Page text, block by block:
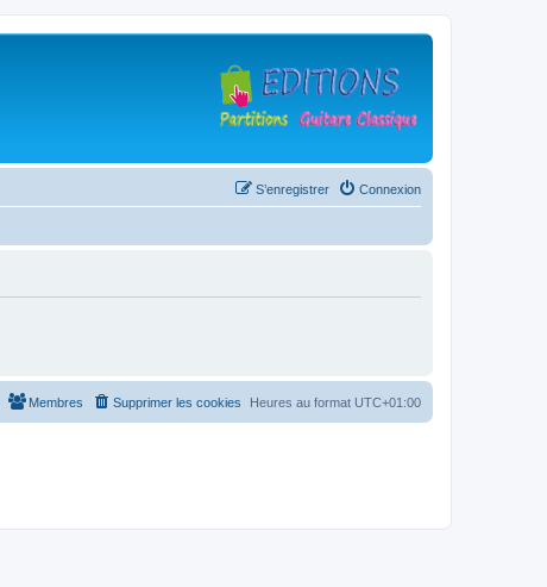
Connexion
S’enregistrer
Heures au format UTC+01:00
Supprimer les cookies
Membres